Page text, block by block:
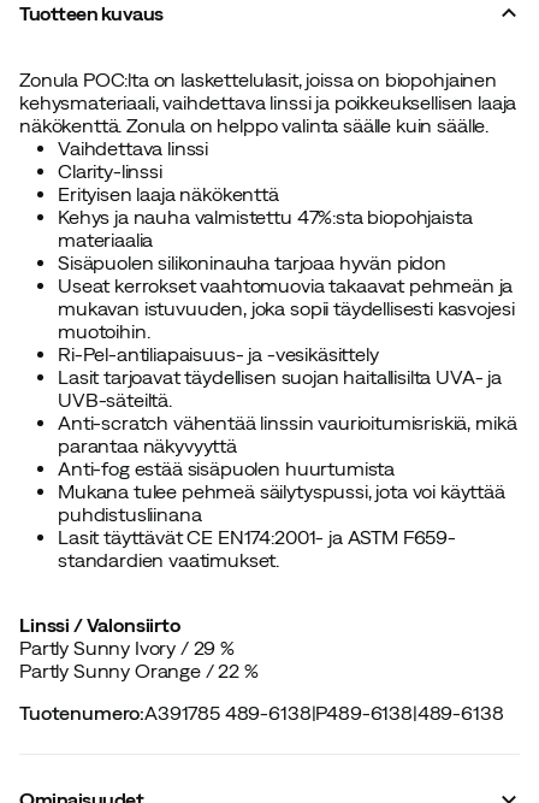
Tuotteen kuvaus
Zonula POC:lta on laskettelulasit, joissa on biopohjainen
kehysmateriaali, vaihdettava linssi ja poikkeuksellisen laaja
näkökenttä. Zonula on helppo valinta säälle kuin säälle.
Vaihdettava linssi
Clarity-linssi
Erityisen laaja näkökenttä
Kehys ja nauha valmistettu 47%:sta biopohjaista
materiaalia
Sisäpuolen silikoninauha tarjoaa hyvän pidon
Useat kerrokset vaahtomuovia takaavat pehmeän ja
mukavan istuvuuden, joka sopii täydellisesti kasvojesi
muotoihin.
Ri-Pel-antiliapaisuus- ja -vesikäsittely
Lasit tarjoavat täydellisen suojan haitallisilta UVA- ja
UVB-säteiltä.
Anti-scratch vähentää linssin vaurioitumisriskiä, mikä
parantaa näkyvyyttä
Anti-fog estää sisäpuolen huurtumista
Mukana tulee pehmeä säilytyspussi, jota voi käyttää
puhdistusliinana
Lasit täyttävät CE EN174:2001- ja ASTM F659-
standardien vaatimukset.
Linssi / Valonsiirto
Partly Sunny Ivory / 29 %
Partly Sunny Orange / 22 %
Tuotenumero:A391785 489-6138|P489-6138|489-6138